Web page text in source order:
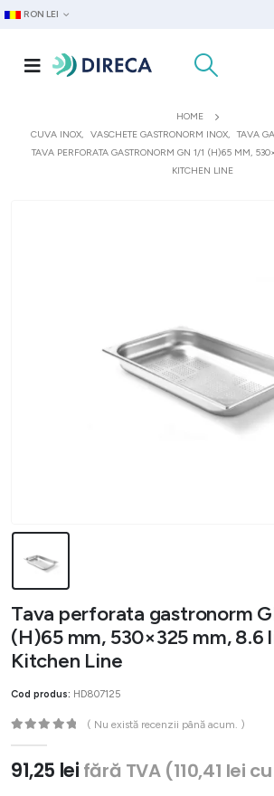
RON LEI
HOME
CUVA INOX, VASCHETE GASTRONORM INOX, TAVA
TAVA PERFORATA GASTRONORM GN 1/1 (H)65 MM,
KITCHEN LINE
Tava perforata gastronorm
(H)65 mm, 530×325 mm, 8.6
Kitchen Line
Cod produs: HD807125
( Nu există recenzii până acum. )
91,25 lei fără TVA (110,41 lei